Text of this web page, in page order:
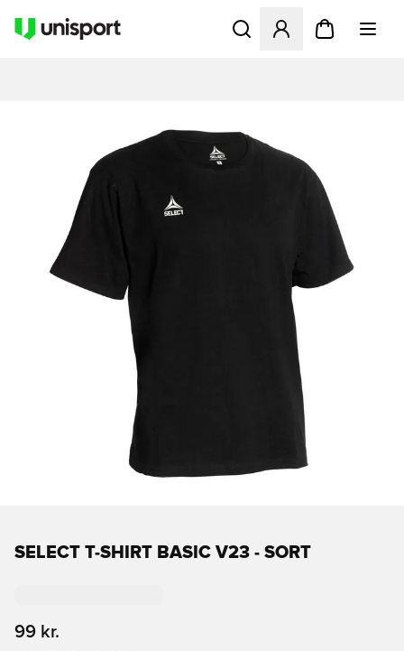
Åbner en Modal til at
SELECT T-SHIRT BASIC V23 - SORT
99 kr.